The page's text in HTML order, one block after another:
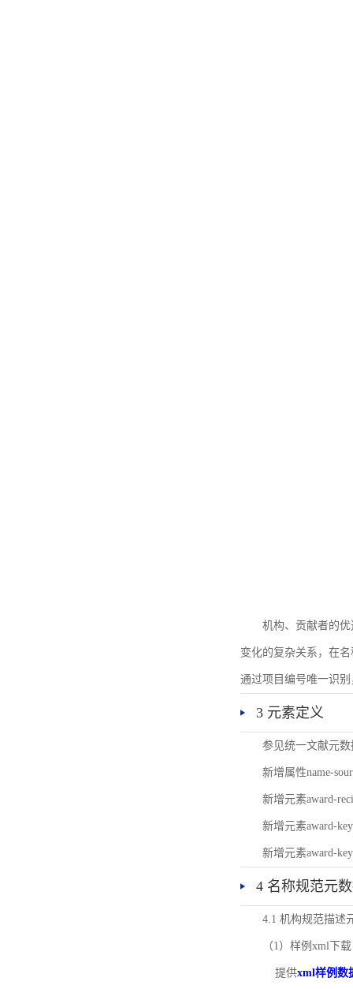
机构、贡献者的
变化的复杂关系，在
通过项目编号唯一识
3 元素定义
参见统一文献元
新增属性name-
新增元素award-
新增元素award-
新增元素award-
4 名称规范元
4.1 机构规范描述
（1）样例xml下载
提供xml样例数